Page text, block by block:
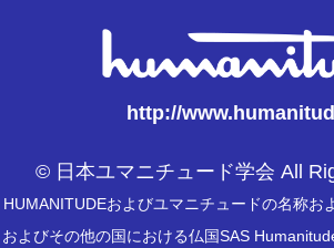
http://
© 日本ユマニチュード学会 All
HUMANITUDEおよびユマニチュードの名称お
およびその他の国における仏国SAS